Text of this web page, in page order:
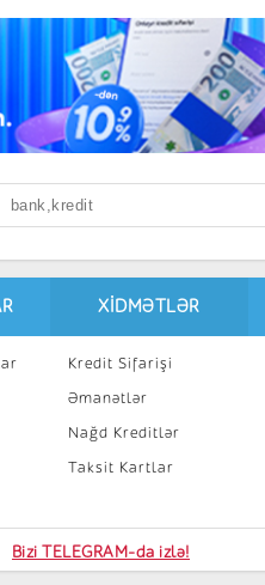
XIDMƏTLƏR
Kredit Sifarişi
Əmanətlər
Nağd Kreditlər
Taksit Kartlar
Kart sifarişi
Bizi TELEGRAM-da izlə!